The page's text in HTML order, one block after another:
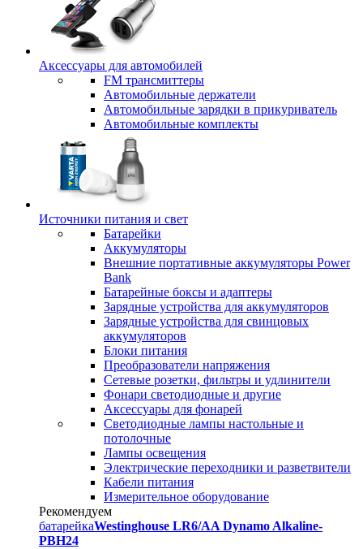
Аксессуары для автомобилей
FM трансмиттеры
Автомобильные держатели
Автомобильные зарядки в прикуриватель
Автомобильные комплекты
Источники питания и свет
Батарейки
Аккумуляторы
Внешние портативные аккумуляторы Power
Bank
Батарейные боксы и адаптеры
Зарядные устройства для аккумуляторов
Зарядные устройства для свинцовых
аккумуляторов
Блоки питания
Преобразователи напряжения
Сетевые розетки, фильтры и удлинители
Фонари светодиодные и другие
Аксессуары для фонарей
Светодиодные лампы настольные и
потолочные
Лампы освещения
Электрические переходники и разветвители
Кабели питания
Измерительное оборудование
Рекомендуем
батарейкаWestinghouse LR6/AA Dynamo Alkaline-
PBH24